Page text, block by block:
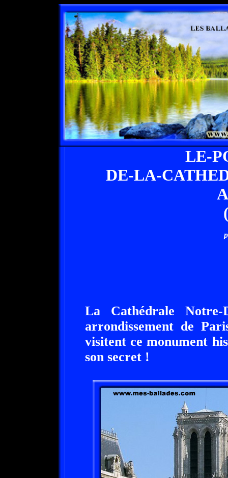
LE-
DE-LA-
La Cathédrale
arrondissement de
visitent ce monument
son secret !